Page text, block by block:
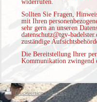
widerrufen.
Sollten Sie Fragen,
mit Ihren
sehr gern an unseren
datenschutz@tgv-
zuständige
Die Bereitstellung Ihrer
Kommunikation zwingend
Druckversion| Sitemap